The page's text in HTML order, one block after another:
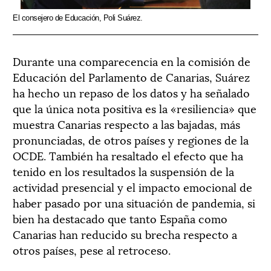
El consejero de Educación, Poli Suárez.
Durante una comparecencia en la comisión de
Educación del Parlamento de Canarias, Suárez
ha hecho un repaso de los datos y ha señalado
que la única nota positiva es la «resiliencia» que
muestra Canarias respecto a las bajadas, más
pronunciadas, de otros países y regiones de la
OCDE. También ha resaltado el efecto que ha
tenido en los resultados la suspensión de la
actividad presencial y el impacto emocional de
haber pasado por una situación de pandemia, si
bien ha destacado que tanto España como
Canarias han reducido su brecha respecto a
otros países, pese al retroceso.